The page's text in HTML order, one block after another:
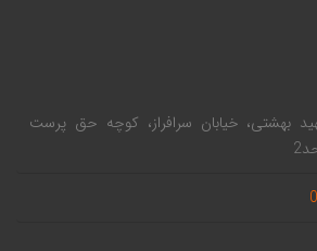
بهشتی، خیابان سرافراز، کوچه حق پرست